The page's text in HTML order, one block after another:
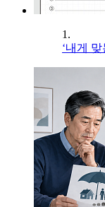
1.
‘내게